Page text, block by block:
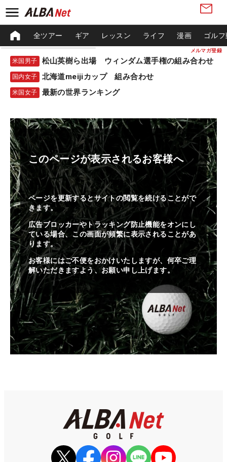
メルマガ登録
全ツアー ギア レッスン ライフ 漫画 ゴル
米国男子 松山英樹ら出場 ウィンダム選手権の組み合わせ
国内女子 北海道meijiカップ 組み合わせ
米国女子 最新の世界ランキング
このページが表示されるお客様へ
ページを更新するとサイトの閲覧を続けることがで
きます。
広告ブロッカーやトラッキング防止機能をオンにし
ている場合、この画面が頻繁に表示されることがあ
ります。
お客様にはご不便をおかけいたしますが、何卒ご理
解いただきますよう、お願い申し上げます。